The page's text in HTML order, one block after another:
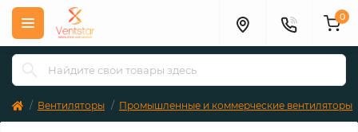
0
Вентиляторы Промышленные и коммерческие вентиляторы